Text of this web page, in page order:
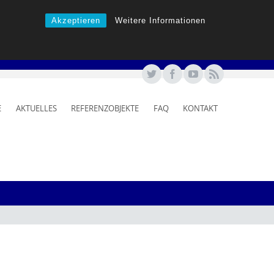
Akzeptieren Weitere Informationen
AKTUELLES REFERENZOBJEKTE FAQ KONTAKT